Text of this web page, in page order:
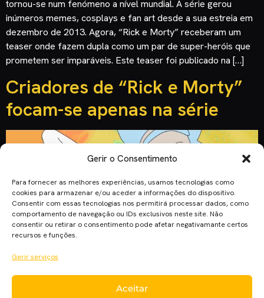
Gerir o Consentimento
Para fornecer as melhores experiências, usamos tecnologias como
cookies para armazenar e/ou aceder a informações do dispositivo.
Consentir com essas tecnologias nos permitirá processar dados, como
comportamento de navegação ou IDs exclusivos neste site. Não
consentir ou retirar o consentimento pode afetar negativamante certos
recursos e funções.
Gerir serviços
Aceitar
tornou-se num fenómeno a nível mundial. A série gerou
inúmeros memes, cosplays e fan art desde a sua estreia em
dezembro de 2013. Agora, “Rick e Morty” receberam um
teaser onde fazem dupla como um par de super-heróis que
prometem ser imparáveis. Este teaser foi publicado na […]
Criadores de “Rick e Morty”
focam-se apenas na série
A renovação de “Rick e Morty”, no início de maio, para a